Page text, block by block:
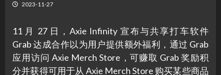
2023-11-27
11 月 27 日，Axie Infinity 宣布与共享打车软件
Grab 达成合作以为用户提供额外福利，通过 Grab
应用访问 Axie Merch Store，可赚取 Grab 奖励积
分并获得可用于从 Axie Merch Store 购买某些商品